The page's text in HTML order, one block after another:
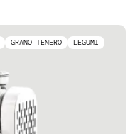
GRANO TENERO
LEGUMI